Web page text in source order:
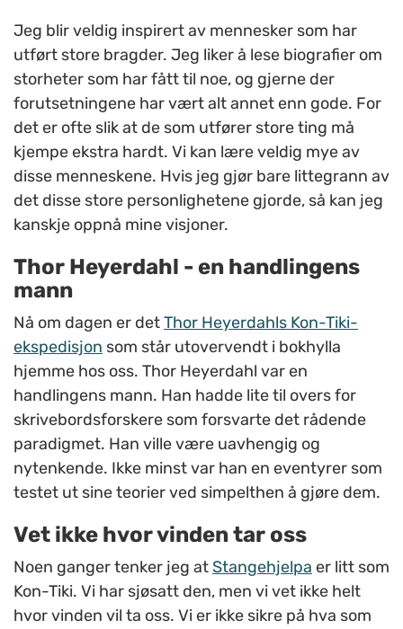
Jeg blir veldig inspirert av mennesker som har
utført store bragder. Jeg liker å lese biografier om
storheter som har fått til noe, og gjerne der
forutsetningene har vært alt annet enn gode. For
det er ofte slik at de som utfører store ting må
kjempe ekstra hardt. Vi kan lære veldig mye av
disse menneskene. Hvis jeg gjør bare littegrann av
det disse store personlighetene gjorde, så kan jeg
kanskje oppnå mine visjoner.
Thor Heyerdahl - en handlingens
mann
Nå om dagen er detThor Heyerdahls Kon-Tiki-
ekspedisjon som står utovervendt i bokhylla
hjemme hos oss. Thor Heyerdahl var en
handlingens mann. Han hadde lite til overs for
skrivebordsforskere som forsvarte det rådende
paradigmet. Han ville være uavhengig og
nytenkende. Ikke minst var han en eventyrer som
testet ut sine teorier ved simpelthen å gjøre dem.
Vet ikke hvor vinden tar oss
Noen ganger tenker jeg at Stangehjelpa er litt som
Kon-Tiki. Vi har sjøsatt den, men vi vet ikke helt
hvor vinden vil ta oss. Vi er ikke sikre på hva som